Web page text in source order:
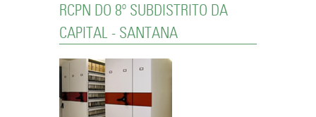
RCPN DO 8º SUBDISTRITO DA
CAPITAL - SANTANA